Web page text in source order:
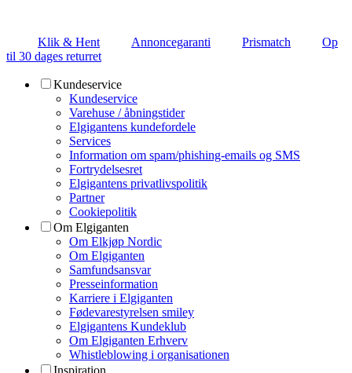
Klik & Hent Annoncegaranti Prismatch
Op
til 30 dages returret
Kundeservice
Kundeservice
Varehuse / åbningstider
Elgigantens kundefordele
Services
Information om spam/phishing-emails og SMS
Fortrydelsesret
Elgigantens privatlivspolitik
Partner
Cookiepolitik
Om Elgiganten
Om Elkjøp Nordic
Om Elgiganten
Samfundsansvar
Presseinformation
Karriere i Elgiganten
Fødevarestyrelsen smiley
Elgigantens Kundeklub
Om Elgiganten Erhverv
Whistleblowing i organisationen
Inspiration